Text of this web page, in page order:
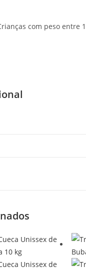
com peso entre